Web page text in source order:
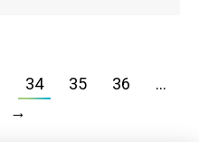
34 35 36
…
→